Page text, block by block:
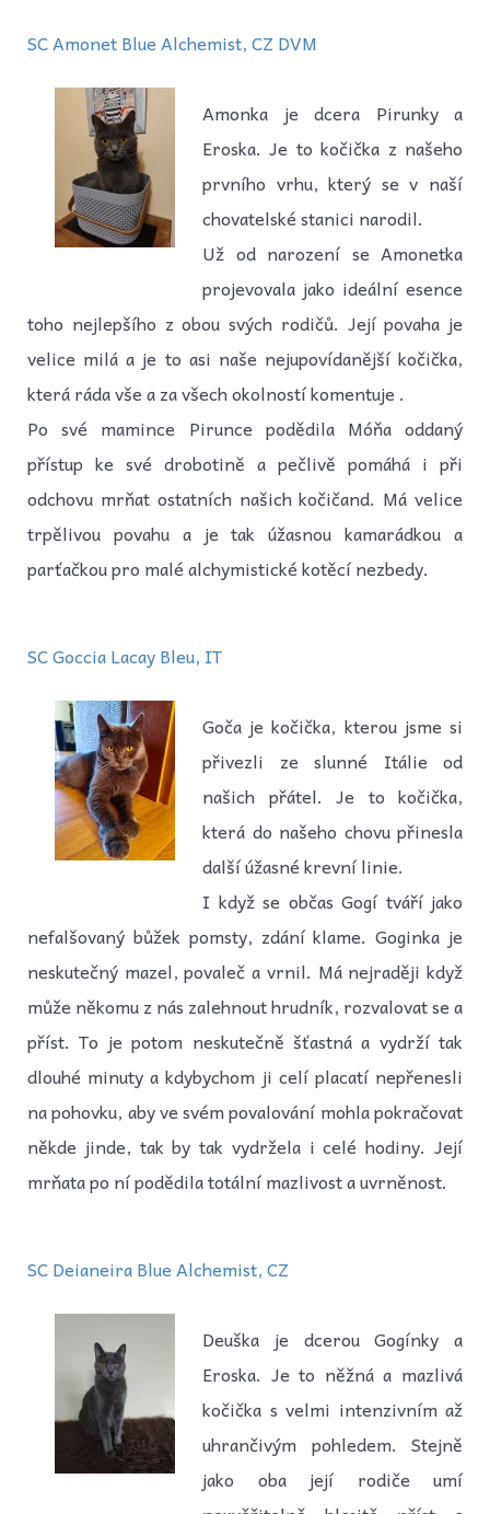
SC Amonet Blue Alchemist, CZ DVM
Amonka je dcera Pirunky a
Eroska. Je to kočička z našeho
prvního vrhu, který se v naší
chovatelské stanici narodil.
Už od narození se Amonetka
projevovala jako ideální esence
toho nejlepšího z obou svých rodičů. Její povaha je
velice milá a je to asi naše nejupovídanější kočička,
která ráda vše a za všech okolností komentuje .
Po své mamince Pirunce podědila Móňa oddaný
přístup ke své drobotině a pečlivě pomáhá i při
odchovu mrňat ostatních našich kočičand. Má velice
trpělivou povahu a je tak úžasnou kamarádkou a
parťačkou pro malé alchymistické kotěcí nezbedy.
SC Goccia Lacay Bleu, IT
Goča je kočička, kterou jsme si
přivezli ze slunné Itálie od
našich přátel. Je to kočička,
která do našeho chovu přinesla
další úžasné krevní linie.
I když se občas Gogí tváří jako
nefalšovaný bůžek pomsty, zdání klame. Goginka je
neskutečný mazel, povaleč a vrnil. Má nejraději když
může někomu z nás zalehnout hrudník, rozvalovat se a
příst. To je potom neskutečně šťastná a vydrží tak
dlouhé minuty a kdybychom ji celí placatí nepřenesli
na pohovku, aby ve svém povalování mohla pokračovat
někde jinde, tak by tak vydržela i celé hodiny. Její
mrňata po ní podědila totální mazlivost a uvrněnost.
SC Deianeira Blue Alchemist, CZ
Deuška je dcerou Gogínky a
Eroska. Je to něžná a mazlivá
kočička s velmi intenzivním až
uhrančivým pohledem. Stejně
jako oba její rodiče umí